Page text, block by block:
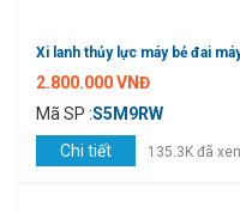
Xi lanh thủy lực máy bẻ đai
2.800.000 VNĐ
Mã SP :S5M9RW
Chi tiết
135.3K đã